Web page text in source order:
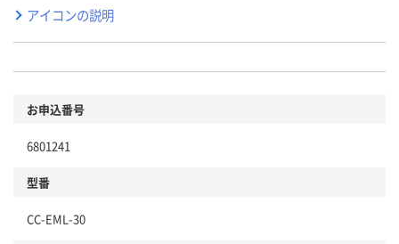
アイコンの説明
お申込番号
6801241
型番
CC-EML-30